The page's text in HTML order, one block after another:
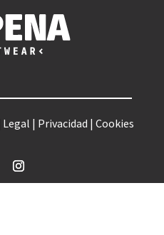
Legal | Privacidad | Cookies